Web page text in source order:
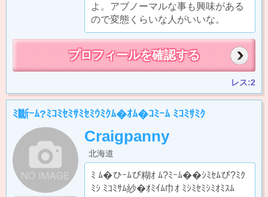
よ。アブノーマルな事も興味がある
ので変態くらいな人がいいな。
プロフィールを確認する
レス:2
ﾐ斷ｰﾑ?ﾐｺﾐｾﾐｻﾐｾﾐｳﾐｸﾑ�ｵﾑ�ｺﾐｰﾑ ﾐｺﾐｻﾐｸ
Craigpanny
北海道
ﾐ ﾑ�ひｰﾑび糊ｵ ﾑ?ﾐｰﾑ��ｼﾐｾﾑび?ﾐｸ
ﾐｼ ﾐｺﾐｻﾑ紗�ｵﾐｲﾑ巾ｵ ﾐｼﾐｾﾐｼﾐｵﾐｽﾑ